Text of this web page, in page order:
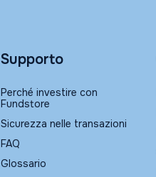
Supporto
Perché investire con
Fundstore
Sicurezza nelle transazioni
FAQ
Glossario